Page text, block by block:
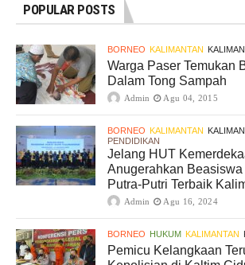
POPULAR POSTS
BORNEO KALIMANTAN
Warga Paser Temukan
Dalam Tong Sampah
Admin Agu 04, 2015
BORNEO KALIMANTAN
PENDIDIKAN
Jelang HUT
Anugerahkan
Putra-Putri Terbaik
Admin Agu 16, 2024
BORNEO HUKUM KALIMANTAN
Pemicu Kelangkaan